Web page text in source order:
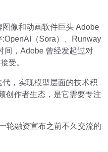
像和动画软件巨头 Adobe
（Sora）、Runway
间，Adobe 曾经发起过对
受。
，实现模型层面的技术积
创作者生态，是它需要专注
轮融资宣布之前不久交流的